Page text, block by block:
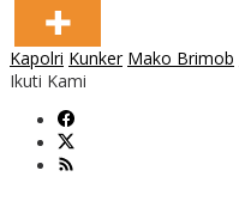
Kapolri Kunker Mako Brimob
Ikuti Kami